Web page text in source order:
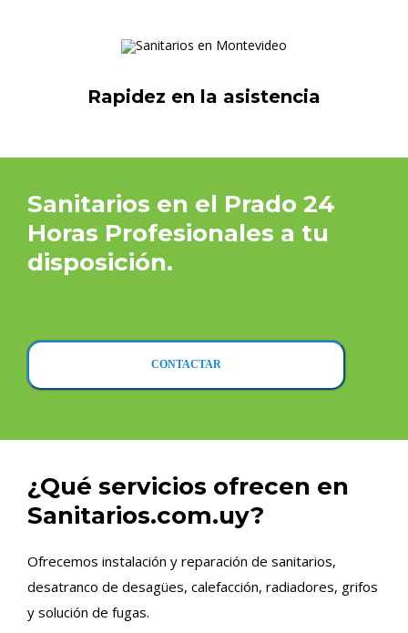
Rapidez en la asistencia
Sanitarios en el Prado 24
Horas Profesionales a tu
disposición.
CONTACTAR
¿Qué servicios ofrecen en
Sanitarios.com.uy?
Ofrecemos instalación y reparación de sanitarios,
desatranco de desagües, calefacción, radiadores, grifos
y solución de fugas.